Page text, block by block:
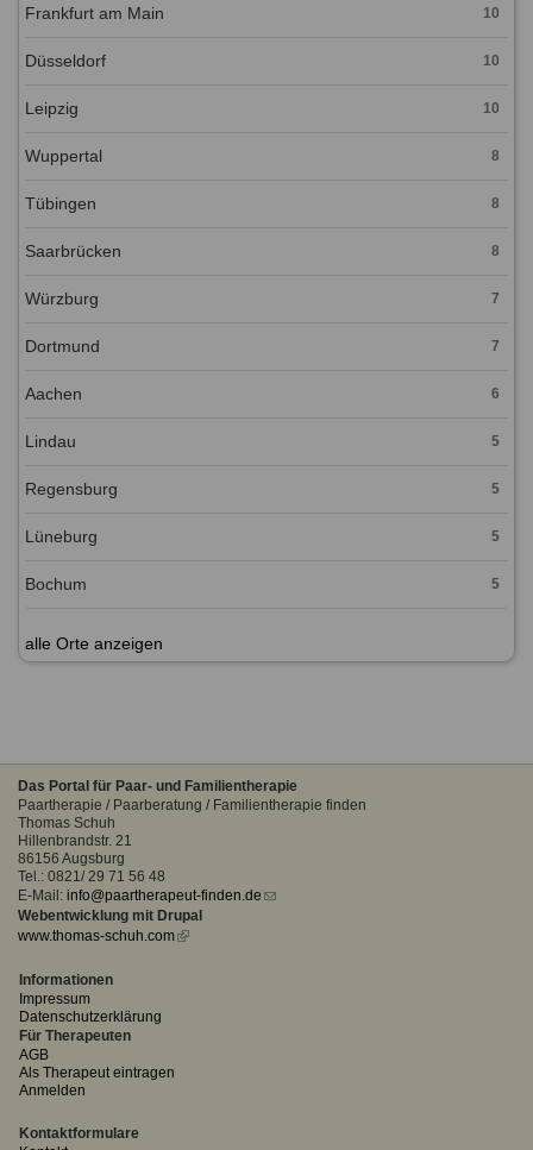
Frankfurt am Main 10
Düsseldorf 10
Leipzig 10
Wuppertal 8
Tübingen 8
Saarbrücken 8
Würzburg 7
Dortmund 7
Aachen 6
Lindau 5
Regensburg 5
Lüneburg 5
Bochum 5
alle Orte anzeigen
Das Portal für Paar- und Familientherapie
Paartherapie / Paarberatung / Familientherapie finden
Thomas Schuh
Hillenbrandstr. 21
86156 Augsburg
Tel.: 0821/ 29 71 56 48
E-Mail: info@paartherapeut-finden.de (link
Webentwicklung mit Drupal
www.thomas-schuh.com(link
Informationen
Impressum
Datenschutzerklärung
Für Therapeuten
AGB
Als Therapeut eintragen
Anmelden
Kontaktformulare